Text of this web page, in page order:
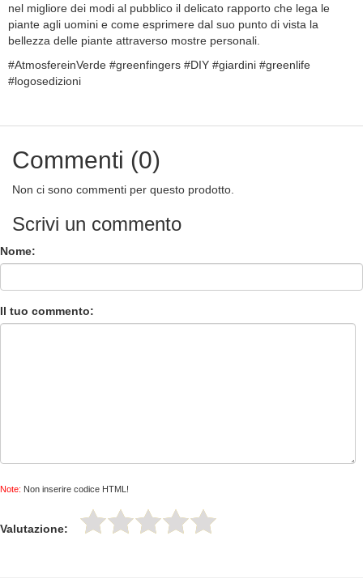
nel migliore dei modi al pubblico il delicato rapporto che lega le
piante agli uomini e come esprimere dal suo punto di vista la
bellezza delle piante attraverso mostre personali.
#AtmosfereinVerde #greenfingers #DIY #giardini #greenlife
#logosedizioni
Commenti (0)
Non ci sono commenti per questo prodotto.
Scrivi un commento
Nome:
Il tuo commento:
Note: Non inserire codice HTML!
Valutazione: